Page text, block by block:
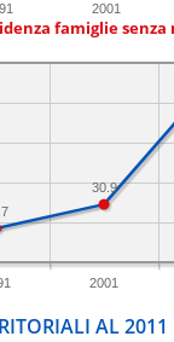
2001
famiglie senza
2001
30.9
AL 2011